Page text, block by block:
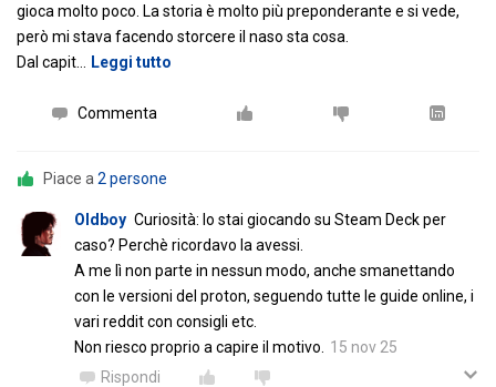
gioca molto poco. La storia è molto più preponderante e si vede,
però mi stava facendo storcere il naso sta cosa.
Dal capit
Leggi tutto
Commenta
Piace a 2 persone
Oldboy Curiosità: lo stai giocando su Steam Deck per
caso? Perchè ricordavo la avessi.
A me lì non parte in nessun modo, anche smanettando
con le versioni del proton, seguendo tutte le guide online, i
vari reddit con consigli etc.
Non riesco proprio a capire il motivo.
15 nov 25
Rispondi